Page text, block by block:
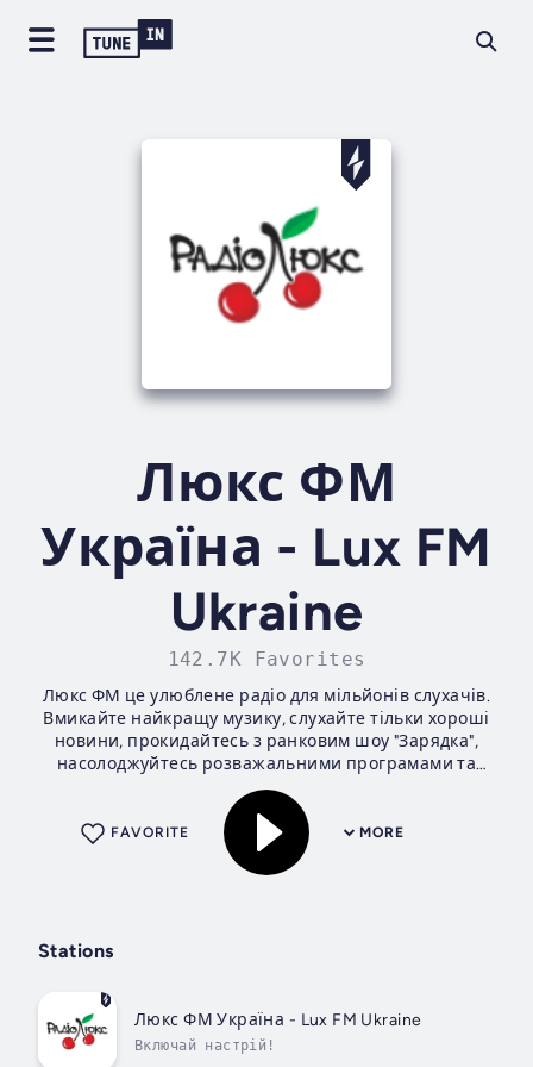
Люкс ФМ
Україна - Lux FM
Ukraine
142.7K Favorites
Люкс ФМ це улюблене радіо для мільйонів слухачів.
Вмикайте найкращу музику, слухайте тільки хороші
новини, прокидайтесь з ранковим шоу "Зарядка",
насолоджуйтесь розважальними програмами та
підіймайте собі настрій з радіостанцією, яка гарантує
чудовий...
MORE
FAVORITE
Stations
Люкс ФМ Україна - Lux FM Ukraine
Включай настрій!